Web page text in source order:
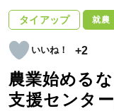
タイアップ 就農
+2
農業始める
支援センタ